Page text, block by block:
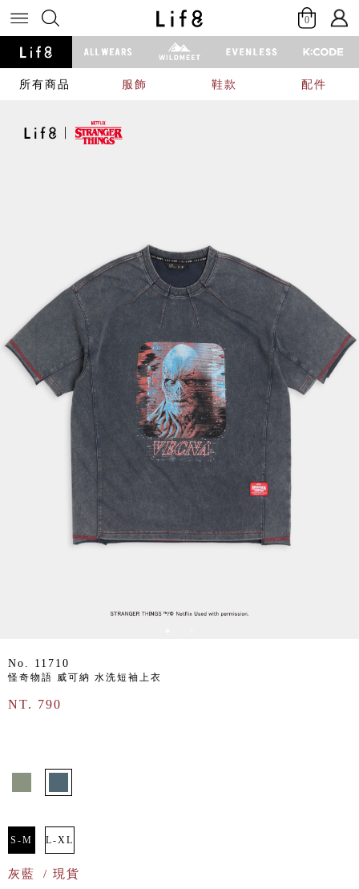
0
所有商品 服飾 鞋款 配件
No. 11710
怪奇物語 威可納 水洗短袖上衣
NT. 790
S-M L-XL
灰藍 / 現貨